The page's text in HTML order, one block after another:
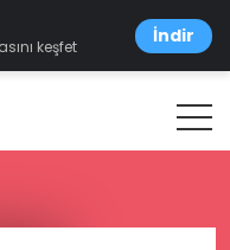
keşfet
İndir